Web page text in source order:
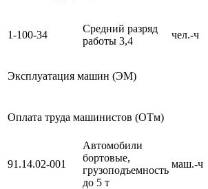
1-100-34
Средний разряд
работы 3,4
чел.-ч
Эксплуатация машин (ЭМ)
Оплата труда машинистов (ОТм)
91.14.02-001
Автомобили
бортовые,
грузоподъемность
до 5 т
маш.-ч